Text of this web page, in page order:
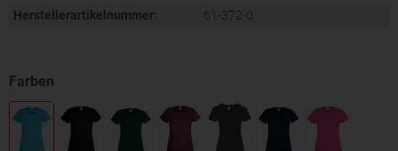
Herstellerartikelnummer:
61-372-0